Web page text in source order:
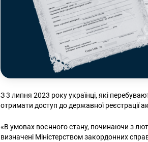
З 3 липня 2023 року українці, які
отримати доступ до державної реєстрації
«В умовах воєнного стану, починаючи з
визначені Міністерством закордонних